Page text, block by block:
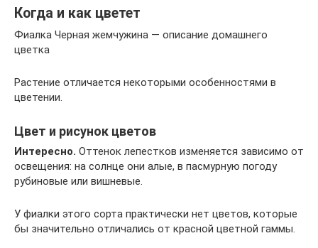
Когда и как цветет
Фиалка Черная жемчужина — описание домашнего
цветка
Растение отличается некоторыми особенностями в
цветении.
Цвет и рисунок цветов
Интересно. Оттенок лепестков изменяется зависимо от
освещения: на солнце они алые, в пасмурную погоду
рубиновые или вишневые.
У фиалки этого сорта практически нет цветов, которые
бы значительно отличались от красной цветной гаммы.